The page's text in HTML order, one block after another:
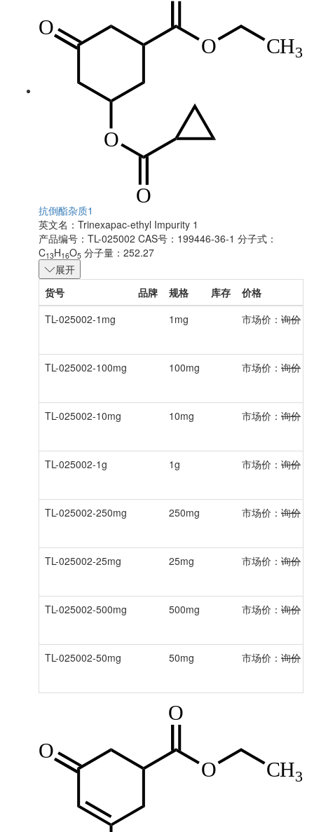
抗倒酯杂质1
英文名： Trinexapac-ethyl Impurity 1
产品编号：TL-025002 CAS号：199446-36-1 分子式：
C13H16O5 分子量：252.27
展开
货号
品牌 规格 库存
价格
TL-025002-1mg
1mg 市场价： 询价
TL-025002-100mg 100mg 市场价： 询价
TL-025002-10mg 10mg 市场价： 询价
TL-025002-1g 1g 市场价： 询价
TL-025002-250mg 250mg 市场价： 询价
TL-025002-25mg 25mg 市场价： 询价
TL-025002-500mg 500mg 市场价： 询价
TL-025002-50mg 50mg 市场价： 询价